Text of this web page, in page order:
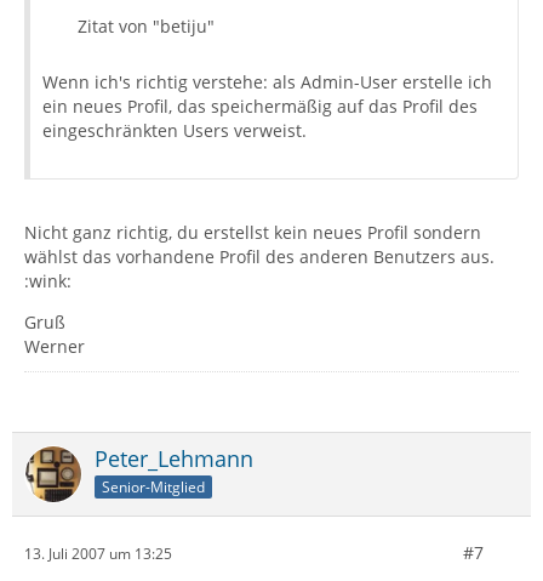
Zitat von "betiju"
Wenn ich's richtig verstehe: als Admin-User erstelle ich
ein neues Profil, das speichermäßig auf das Profil des
eingeschränkten Users verweist.
Nicht ganz richtig, du erstellst kein neues Profil sondern
wählst das vorhandene Profil des anderen Benutzers aus.
:wink:
Gruß
Werner
Peter_Lehmann
Senior-Mitglied
13. Juli 2007 um 13:25 #7